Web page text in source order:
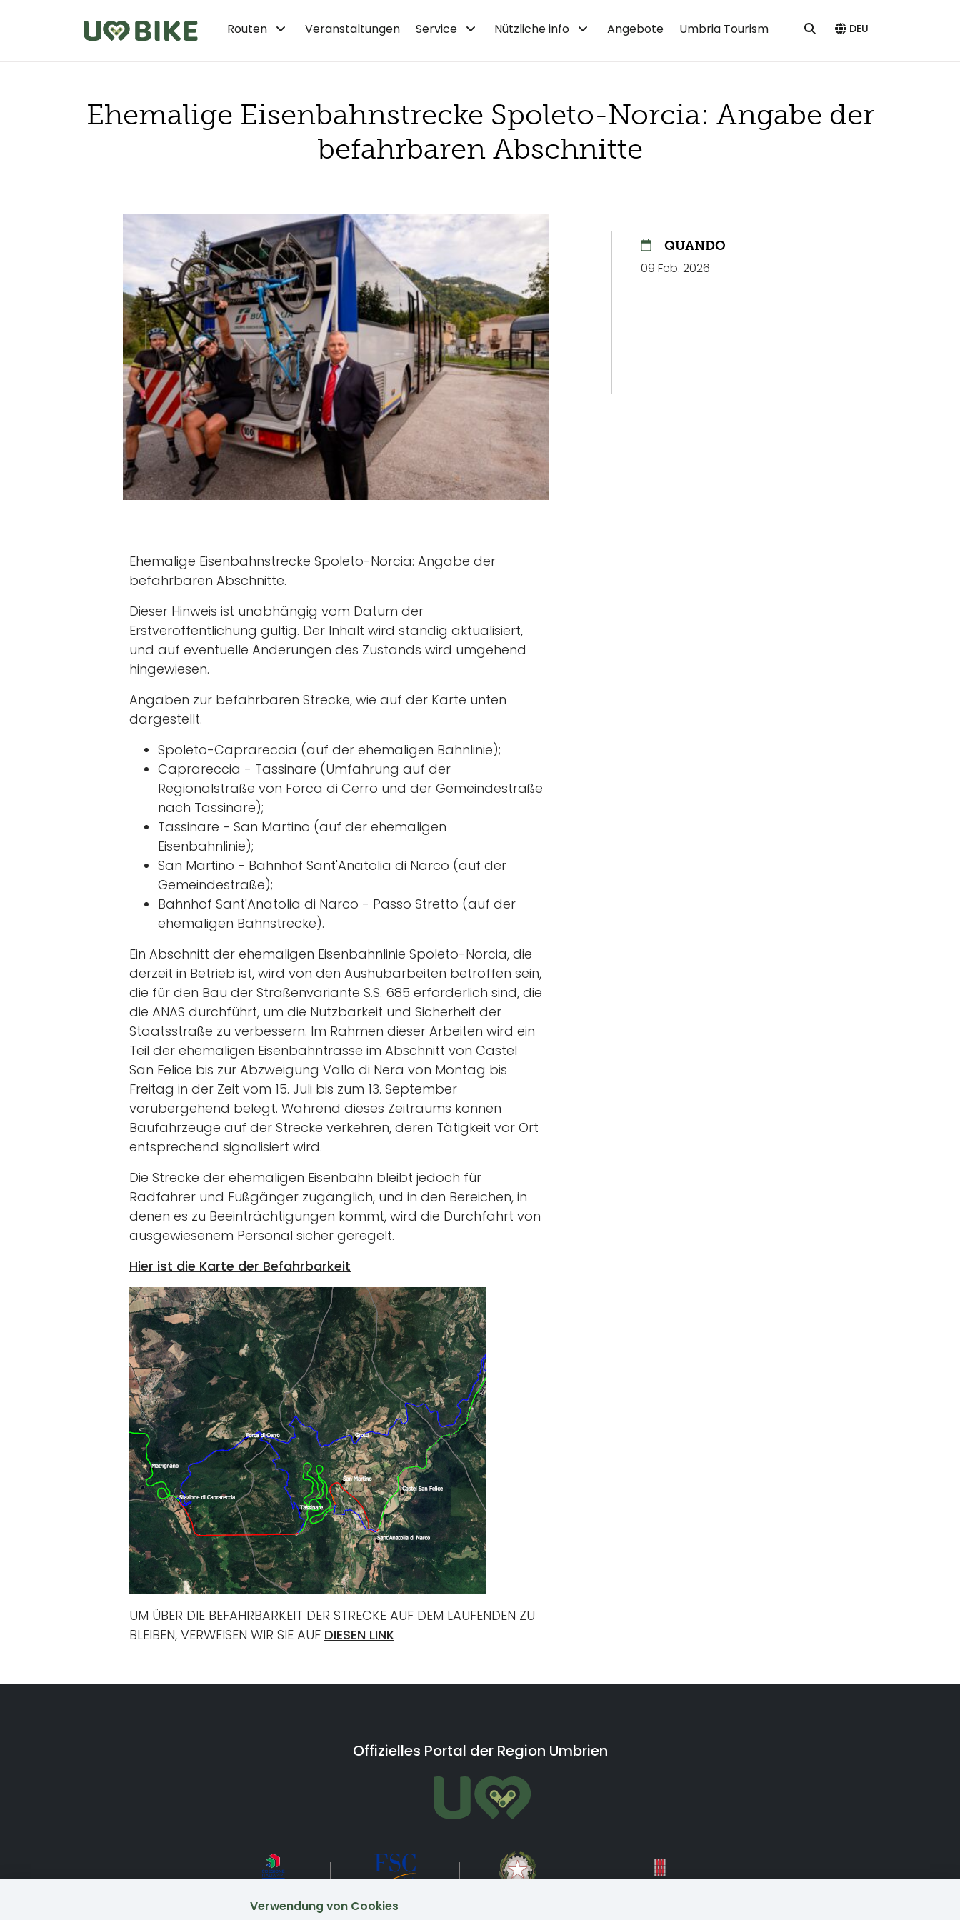
Routen
Veranstaltungen Service Nützliche info Angebote Umbria Tourism DEU
Ehemalige Eisenbahnstrecke Spoleto-Norcia: Angabe der
befahrbaren Abschnitte
Ehemalige Eisenbahnstrecke Spoleto-Norcia: Angabe der
befahrbaren Abschnitte.
Dieser Hinweis ist unabhängig vom Datum der
Erstveröffentlichung gültig. Der Inhalt wird ständig aktualisiert,
und auf eventuelle Änderungen des Zustands wird umgehend
hingewiesen.
Angaben zur befahrbaren Strecke, wie auf der Karte unten
dargestellt.
Spoleto-Caprareccia (auf der ehemaligen Bahnlinie);
Caprareccia - Tassinare (Umfahrung auf der
Regionalstraße von Forca di Cerro und der Gemeindestraße
nach Tassinare);
Tassinare - San Martino (auf der ehemaligen
Eisenbahnlinie);
San Martino - Bahnhof Sant'Anatolia di Narco (auf der
Gemeindestraße);
Bahnhof Sant'Anatolia di Narco - Passo Stretto (auf der
ehemaligen Bahnstrecke).
Ein Abschnitt der ehemaligen Eisenbahnlinie Spoleto-Norcia, die
derzeit in Betrieb ist, wird von den Aushubarbeiten betroffen sein,
die für den Bau der Straßenvariante S.S. 685 erforderlich sind, die
die ANAS durchführt, um die Nutzbarkeit und Sicherheit der
Staatsstraße zu verbessern. Im Rahmen dieser Arbeiten wird ein
Teil der ehemaligen Eisenbahntrasse im Abschnitt von Castel
San Felice bis zur Abzweigung Vallo di Nera von Montag bis
Freitag in der Zeit vom 15. Juli bis zum 13. September
vorübergehend belegt. Während dieses Zeitraums können
Baufahrzeuge auf der Strecke verkehren, deren Tätigkeit vor Ort
entsprechend signalisiert wird.
Die Strecke der ehemaligen Eisenbahn bleibt jedoch für
Radfahrer und Fußgänger zugänglich, und in den Bereichen, in
denen es zu Beeinträchtigungen kommt, wird die Durchfahrt von
ausgewiesenem Personal sicher geregelt.
Hier ist die Karte der Befahrbarkeit
UM ÜBER DIE BEFAHRBARKEIT DER STRECKE AUF DEM LAUFENDEN ZU
BLEIBEN, VERWEISEN WIR SIE AUF DIESEN LINK
QUANDO
09 Feb. 2026
Offizielles Portal der Region Umbrien
Verwendung von Cookies